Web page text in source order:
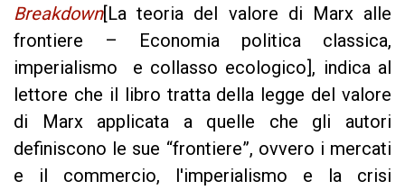
Breakdown[La teoria del valore di Marx alle
frontiere – Economia politica classica,
imperialismo e collasso ecologico], indica al
lettore che il libro tratta della legge del valore
di Marx applicata a quelle che gli autori
definiscono le sue “frontiere”, ovvero i mercati
e il commercio, l'imperialismo e la crisi